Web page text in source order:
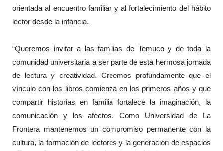
orientada al encuentro familiar y al fortalecimiento del hábito
lector desde la infancia.
“Queremos invitar a las familias de Temuco y de toda la
comunidad universitaria a ser parte de esta hermosa jornada
de lectura y creatividad. Creemos profundamente que el
vínculo con los libros comienza en los primeros años y que
compartir historias en familia fortalece la imaginación, la
comunicación y los afectos. Como Universidad de La
Frontera mantenemos un compromiso permanente con la
cultura, la formación de lectores y la generación de espacios